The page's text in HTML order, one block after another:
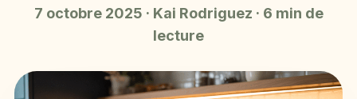
7 octobre 2025 · Kai Rodriguez · 6 min de
lecture